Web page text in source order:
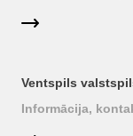
Ventspils
Informācija,